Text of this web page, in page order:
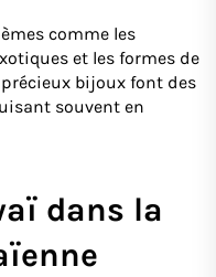
comme les
et les formes de
bijoux font des
souvent en
dans la